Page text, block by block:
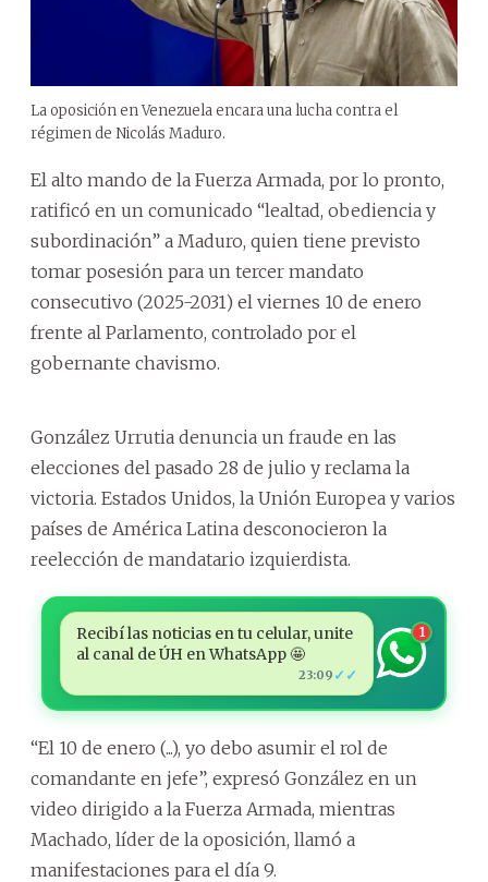
La oposición en Venezuela encara una lucha contra el
régimen de Nicolás Maduro.
El alto mando de la Fuerza Armada, por lo pronto,
ratificó en un comunicado “lealtad, obediencia y
subordinación” a Maduro, quien tiene previsto
tomar posesión para un tercer mandato
consecutivo (2025-2031) el viernes 10 de enero
frente al Parlamento, controlado por el
gobernante chavismo.
González Urrutia denuncia un fraude en las
elecciones del pasado 28 de julio y reclama la
victoria. Estados Unidos, la Unión Europea y varios
países de América Latina desconocieron la
reelección de mandatario izquierdista.
Recibí las noticias en tu celular, unite
al canal de ÚH en WhatsApp 🤩
23:09 ✓✓
1
“El 10 de enero (...), yo debo asumir el rol de
comandante en jefe”, expresó González en un
video dirigido a la Fuerza Armada, mientras
Machado, líder de la oposición, llamó a
manifestaciones para el día 9.